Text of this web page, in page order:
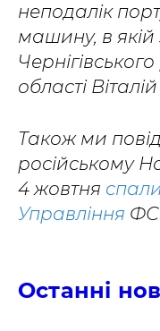
неподалік
машину, в якій
області
Також ми
російському
4 жовтня
Управління
Останні